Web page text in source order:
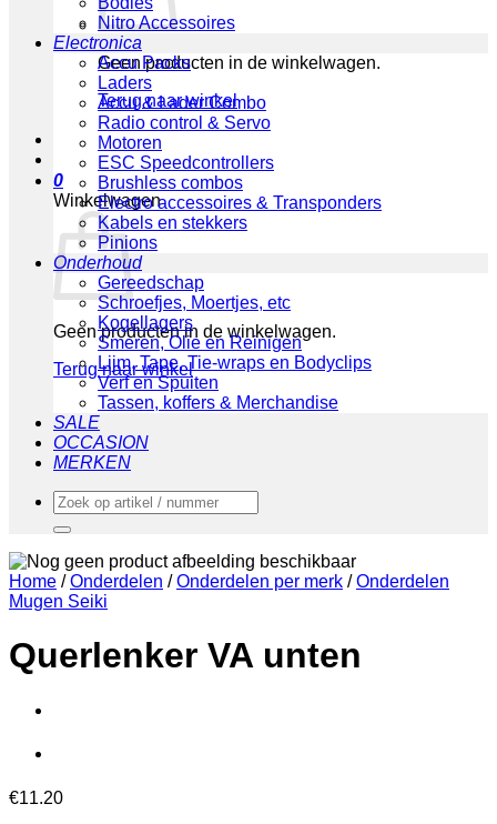
Geen producten in de winkelwagen.
Terug naar winkel
0
Winkelwagen
Geen producten in de winkelwagen.
Terug naar winkel
Nitro Accessoires
Electronica
Accu Packs
Laders
Accu & Lader Combo
Radio control & Servo
Motoren
ESC Speedcontrollers
Brushless combos
Electro accessoires & Transponders
Kabels en stekkers
Pinions
Onderhoud
Gereedschap
Schroefjes, Moertjes, etc
Kogellagers
Smeren, Olie en Reinigen
Lijm, Tape, Tie-wraps en Bodyclips
Verf en Spuiten
Tassen, koffers & Merchandise
SALE
OCCASION
MERKEN
Zoeken
naar:
Home / Onderdelen / Onderdelen per merk / Onderdelen
Mugen Seiki
Querlenker VA unten
€11.20